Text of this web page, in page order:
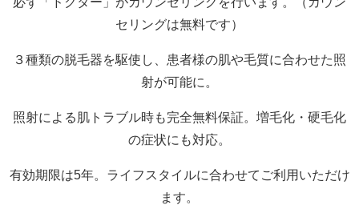
セリングは無料です）
３種類の脱毛器を駆使し、患者様の肌や毛質に合わせた照
射が可能に。
照射による肌トラブル時も完全無料保証。増毛化・硬毛化
の症状にも対応。
有効期限は5年。ライフスタイルに合わせてご利用いただけ
ます。